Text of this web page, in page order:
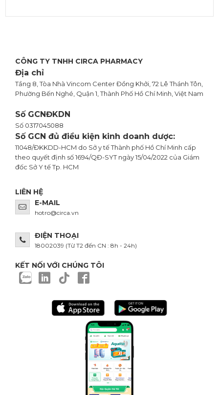
CÔNG TY TNHH CIRCA PHARMACY
Địa chỉ
Tầng 8, Tòa Nhà Vincom Center Đồng Khởi, 72 Lê Thánh Tôn,
Phường Bến Nghé, Quận 1, Thành Phố Hồ Chí Minh, Việt Nam
Số GCNĐKDN
Số 0317045088
Số GCN đủ điều kiện kinh doanh dược:
11048/ĐKKDD-HCM do Sở y tế Thành phố Hồ Chí Minh cấp
theo quyết định số 1694/QĐ-SYT ngày 15/04/2022 của Giám
đốc Sở Y tế Tp. HCM
LIÊN HỆ
E-MAIL
hotro@circa.vn
ĐIỆN THOẠI
18002039 (Từ T2 đến CN : 8h - 24h)
KẾT NỐI VỚI CHÚNG TÔI